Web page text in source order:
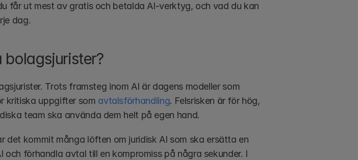
får ut mest av gratis och betalda AI-verktyg, och vad du kan
dag.
bolagsjurister?
Trots framsteg inom AI är dagens modeller som
kritiska uppgifter som avtalsförhandling. Felsrisken är för hög,
team ska använda dem helt på egen hand.
det kommit många löften om juridisk AI som ska ersätta en
och förhandla avtal till en kompromiss på några sekunder. I